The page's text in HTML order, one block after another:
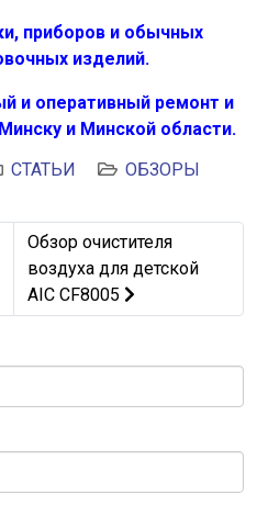
приборов и обычных
изделий.
и оперативный ремонт и
и Минской области.
СТАТЬИ
ОБЗОРЫ
инверторный конвектор
Следующий: Обзор
Обзор очистителя
воздуха для детской
AIC CF8005